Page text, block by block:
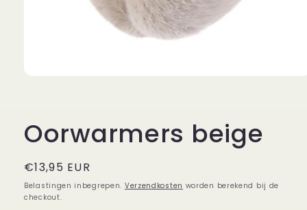
Oorwarmers beige
Normale
prijs
€13,95 EUR
Belastingen inbegrepen. Verzendkosten worden berekend bij de
checkout.